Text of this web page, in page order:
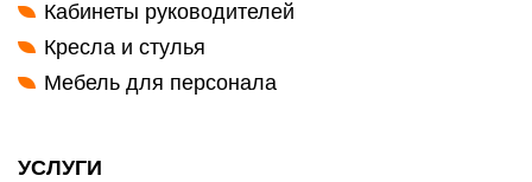
Кабинеты руководителей
Кресла и стулья
Мебель для персонала
УСЛУГИ